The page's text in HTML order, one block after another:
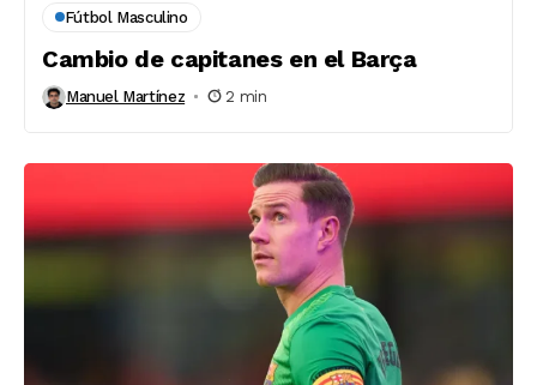
Fútbol Masculino
Cambio de capitanes en el Barça
Manuel Martínez 2 min